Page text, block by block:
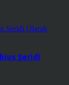
Şeridi